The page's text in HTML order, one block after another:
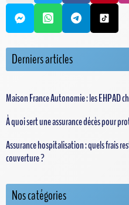
Derniers articles
Maison France Autonomie : les EHPAD
À quoi sert une assurance décès pour
Assurance hospitalisation : quels frais
couverture ?
Nos catégories